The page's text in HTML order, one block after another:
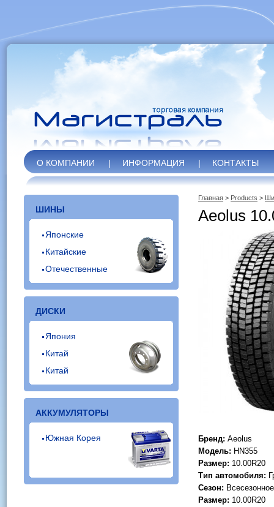
О КОМПАНИИ | ИНФОРМАЦИЯ | КОНТАКТЫ
ШИНЫ
Японские
Китайские
Отечественные
ДИСКИ
Япония
Китай
Китай
АККУМУЛЯТОРЫ
Южная Корея
Главная > Products >
Aeolus
Бренд: Aeolus
Модель: HN355
Размер: 10.00R20
Тип автомобиля:
Сезон:
Размер: 10.00R20